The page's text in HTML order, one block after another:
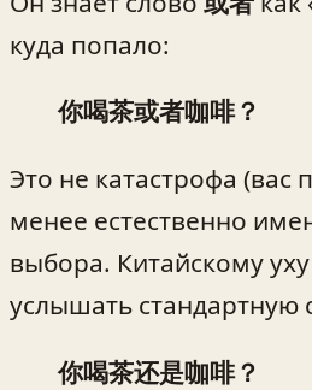
куда попало:
你喝茶或者咖啡？
Это не катастрофа (вас
менее естественно
выбора. Китайскому уху
услышать стандартную
你喝茶还是咖啡？